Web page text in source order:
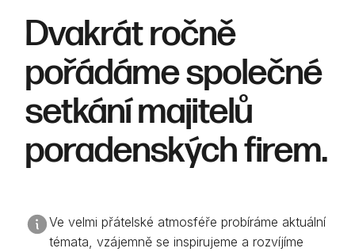
Dvakrát ročně
pořádáme společné
setkání majitelů
poradenských firem.
Ve velmi přátelské atmosféře probíráme aktuální
témata, vzájemně se inspirujeme a rozvíjíme